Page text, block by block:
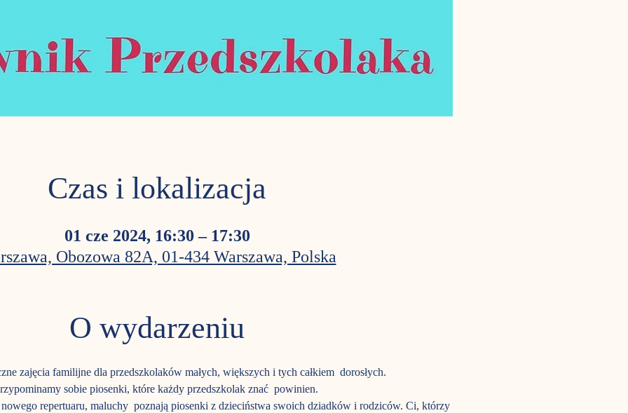
Czas i lokalizacja
01 cze 2024, 16:30 – 17:30
Obozowa 82A, 01-434 Warszawa, Polska
O wydarzeniu
zajęcia familijne dla przedszkolaków małych, większych i tych całkiem dorosłych.
sobie piosenki, które każdy przedszkolak znać powinien.
repertuaru, maluchy poznają piosenki z dzieciństwa swoich dziadków i rodziców. Ci, którzy